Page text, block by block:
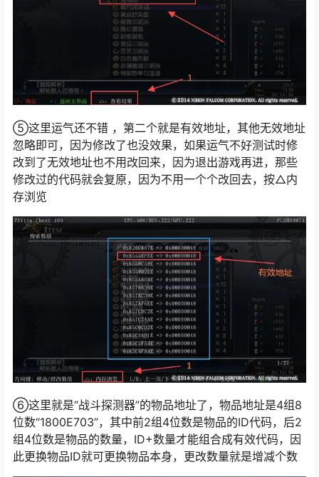
⑤这里运气还不错 ，第二个就是有效地址，其他无效地址
忽略即可，因为修改了也没效果，如果运气不好测试时修
改到了无效地址也不用改回来，因为退出游戏再进，那些
修改过的代码就会复原，因为不用一个个改回去，按△内
存浏览
⑥这里就是“战斗探测器”的物品地址了，物品地址是4组8
位数“1800E703”，其中前2组4位数是物品的ID代码，后2
组4位数是物品的数量，ID+数量才能组合成有效代码，因
此更换物品ID就可更换物品本身，更改数量就是增减个数